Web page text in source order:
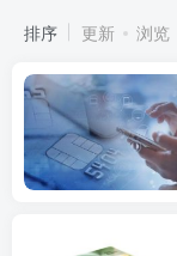
排序 更新 浏览